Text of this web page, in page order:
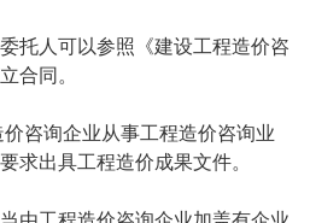
人可以参照《建设工程造价咨
合同。
询企业从事工程造价咨询业
求出具工程造价成果文件。